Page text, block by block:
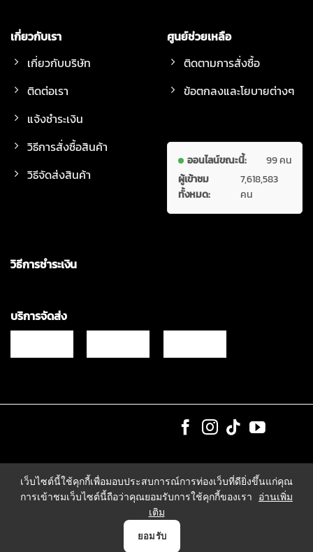
เกี่ยวกับเรา
เกี่ยวกับบริษัท
ติดต่อเรา
แจ้งชำระเงิน
วิธีการสั่งซื้อสินค้า
วิธีจัดส่งสินค้า
ศูนย์ช่วยเหลือ
ติดตามการสั่งซื้อ
ข้อตกลงและโยบายต่างๆ
ออนไลน์ขณะนี้:
99 คน
ผู้เข้าชม
ทั้งหมด:
7,618,583
คน
วิธีการชำระเงิน
บริการจัดส่ง
เว็บไซต์นี้ใช้คุกกี้เพื่อมอบประสบการณ์การท่องเว็บที่ดียิ่งขึ้นแก่คุณ
การเข้าชมเว็บไซต์นี้ถือว่าคุณยอมรับการใช้คุกกี้ของเรา
อ่านเพิ่ม
เติม
ยอมรับ